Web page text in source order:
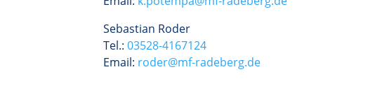
Sebastian Roder
Tel.: 03528-4167124
Email: roder@mf-radeberg.de